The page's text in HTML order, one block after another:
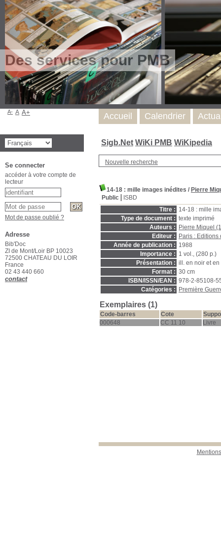
Des services pour PMB
Sigb.Net WiKi PMB WiKipedia
Nouvelle recherche
14-18 : mille images inédites / Pierre
Public
ISBD
Titre : 14-18 : mille
Type de document : texte imprimé
Auteurs :
Pierre Miquel
Editeur :
Paris : Editions
Année de publication : 1988
Importance : 1 vol., (280 p.)
Présentation : ill. en noir et en
Format : 30 cm
ISBN/ISSN/EAN : 978-2-85108-
Catégories :
Première
Exemplaires (1)
Code-barres Cote
000648
CC 11 10 Livre
Accueil Calendrier
A- A A+
Se connecter
accéder à votre compte de
lecteur
Mot de passe oublié ?
Adresse
Bib'Doc
ZI de Mont/Loir BP 10023
72500 CHATEAU DU LOIR
France
02 43 440 660
contact